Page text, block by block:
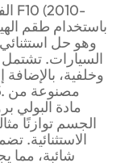
السيارات.
وخلفية،
مادة البولي
الجسم توازنًا
الاستثنائية.
شائبة، مما